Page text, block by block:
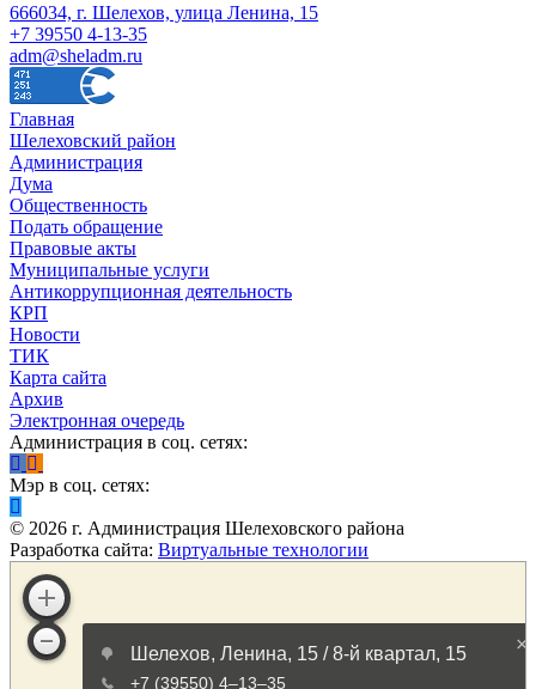
666034, г. Шелехов, улица Ленина, 15
+7 39550 4-13-35
adm@sheladm.ru
Главная
Шелеховский район
Администрация
Дума
Общественность
Подать обращение
Правовые акты
Муниципальные услуги
Антикоррупционная деятельность
КРП
Новости
ТИК
Карта сайта
Архив
Электронная очередь
Администрация в соц. сетях:
Мэр в соц. сетях:
© 2026 г. Администрация Шелеховского района
Разработка сайта: Виртуальные технологии